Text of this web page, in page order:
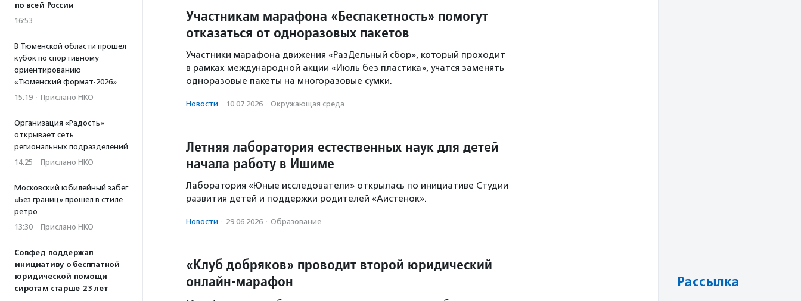
по всей России
16:53
В Тюменской области прошел
кубок по спортивному
ориентированию
«Тюменский формат-2026»
15:19 · Прислано НКО
Организация «Радость»
открывает сеть
региональных подразделений
14:25 · Прислано НКО
Московский юбилейный забег
«Без границ» прошел в стиле
ретро
13:30 · Прислано НКО
Совфед поддержал
инициативу о бесплатной
юридической помощи
сиротам старше 23 лет
Участникам марафона «Беспакетность» помогут
отказаться от одноразовых пакетов
Участники марафона движения «РазДельный сбор», который проходит
в рамках международной акции «Июль без пластика», учатся заменять
одноразовые пакеты на многоразовые сумки.
Новости · 10.07.2026 · Окружающая среда
Летняя лаборатория естественных наук для детей
начала работу в Ишиме
Лаборатория «Юные исследователи» открылась по инициативе Студии
развития детей и поддержки родителей «Аистенок».
Новости · 29.06.2026 · Образование
«Клуб добряков» проводит второй юридический
онлайн-марафон
Рассылка